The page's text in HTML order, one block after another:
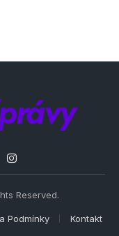
Instagram
Reserved.
Podmínky Kontakt